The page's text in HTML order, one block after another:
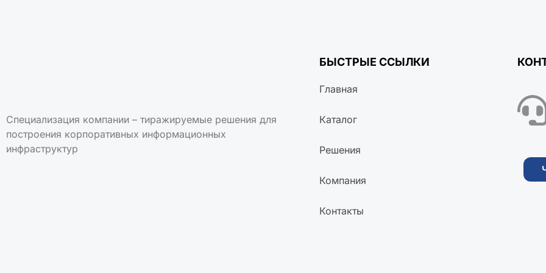
Специализация компании – тиражируемые решения для
построения корпоративных информационных
инфраструктур
БЫСТРЫЕ ССЫЛКИ
Главная
Каталог
Решения
Компания
Контакты